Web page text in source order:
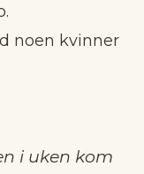
noen kvinner
i uken kom